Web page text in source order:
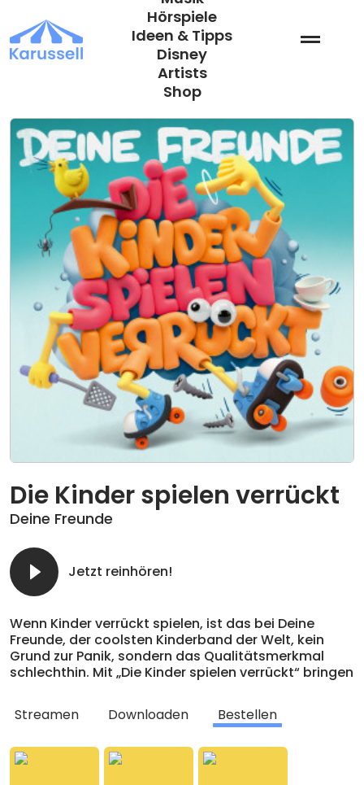
Inhalt
springen
Hörspiele
Ideen & Tipps
Disney
Artists
Shop
Die Kinder spielen verrückt
Deine Freunde
Jetzt reinhören!
Wenn Kinderverrückt spielen, ist das bei Deine
Freunde, der coolsten Kinderband der Welt, kein
Grund zur Panik, sondern das Qualitätsmerkmal
schlechthin. Mit „Die Kinder spielen verrückt“ bringen
erneut ehrlich-tanzbare Songs in
Kinder
Ein Album für Familien,dienicht perfekt
die
auch mal nicht weiterwissen. Denn wenn es zu
Hause
verrücktwird, ist meistens alles genau
Streamen Downloaden Bestellen